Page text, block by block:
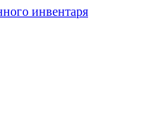
инвентаря